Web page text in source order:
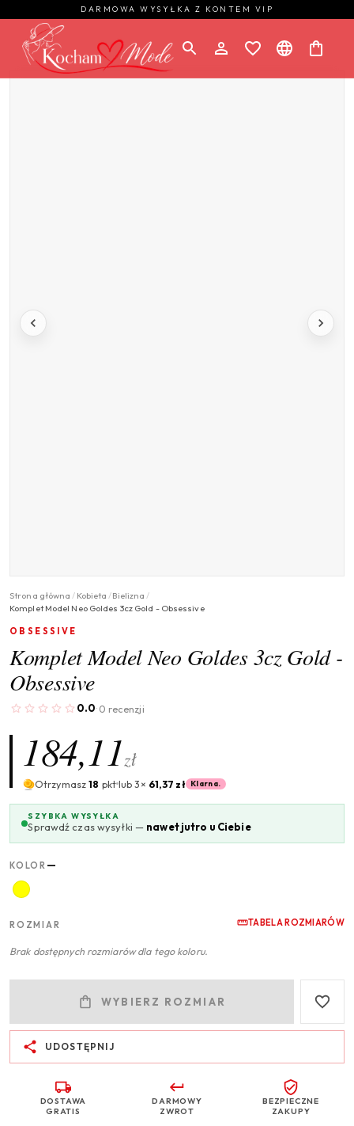
DARMOWA WYSYŁKA Z KONTEM VIP
Strona główna / Kobieta /Bielizna /
Komplet Model Neo Goldes 3cz Gold - Obsessive
OBSESSIVE
Komplet Model Neo Goldes 3cz Gold -
Obsessive
0.0· 0 recenzji
184,11zł
Otrzymasz18 pktlub 3× 61,37 zł Klarna.
SZYBKA WYSYŁKA
Sprawdź czas wysyłki — nawet jutro u Ciebie
KOLOR —
ROZMIAR TABELA ROZMIARÓW
Brak dostępnych rozmiarów dla tego koloru.
WYBIERZ ROZMIAR
UDOSTĘPNIJ
DOSTAWA
GRATIS
DARMOWY
ZWROT
BEZPIECZNE
ZAKUPY